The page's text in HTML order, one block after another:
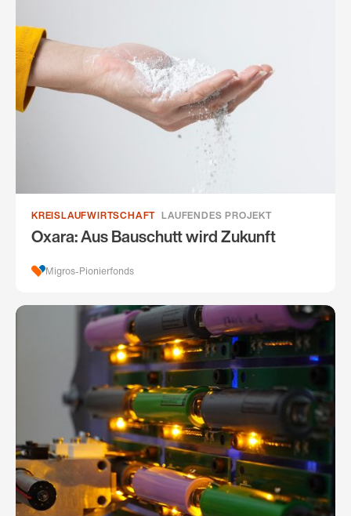
KREISLAUFWIRTSCHAFT LAUFENDES PROJEKT
Oxara: Aus Bauschutt wird Zukunft
Migros-Pionierfonds